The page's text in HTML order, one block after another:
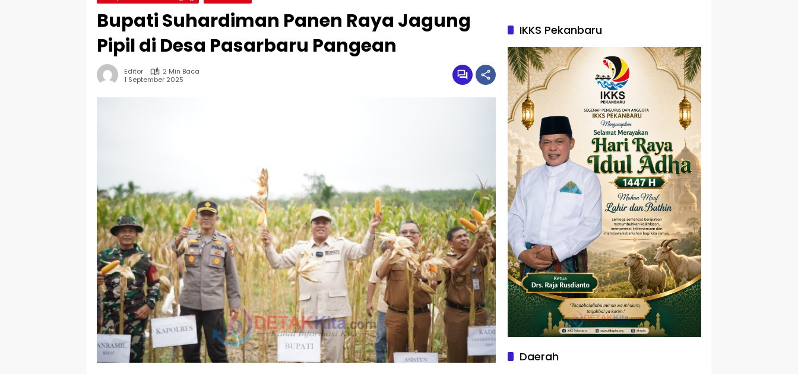
Bupati Suhardiman Panen Raya Jagung
Pipil di Desa Pasarbaru Pangean
Editor
2 Min Baca
1 September 2025
IKKS Pekanbaru
Daerah